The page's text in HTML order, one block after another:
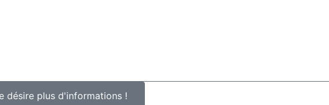
désire plus d'informations !